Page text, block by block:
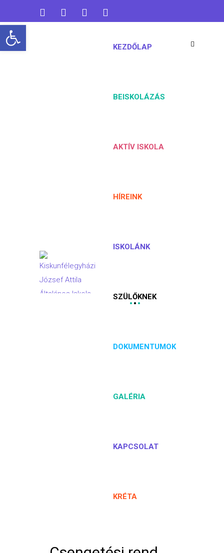
KEZDŐLAP
BEISKOLÁZÁS
AKTÍV ISKOLA
HÍREINK
ISKOLÁNK
SZÜLŐKNEK
DOKUMENTUMOK
GALÉRIA
KAPCSOLAT
KRÉTA
Open toolbar